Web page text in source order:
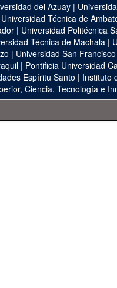
del Azuay |
Universidad Técnica de
| Universidad Politécnica
Técnica de Machala |
| Universidad San
| Pontificia Universidad
Espíritu Santo | Instituto
Ciencia, Tecnología e